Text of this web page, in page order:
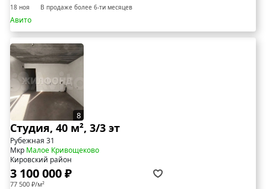
18 ноя В продаже более 6-ти месяцев
Авито
8
Студия, 40 м², 3/3 эт
Рубежная 31
Мкр Малое Кривощеково
Кировский район
3 100 000 ₽
77 500 ₽/м²